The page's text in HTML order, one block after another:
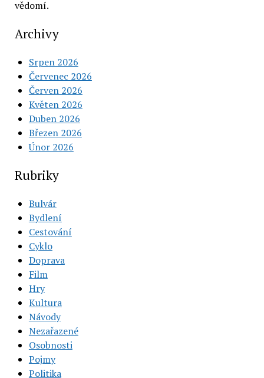
vědomí.
Archivy
Srpen 2026
Červenec 2026
Červen 2026
Květen 2026
Duben 2026
Březen 2026
Únor 2026
Rubriky
Bulvár
Bydlení
Cestování
Cyklo
Doprava
Film
Hry
Kultura
Návody
Nezařazené
Osobnosti
Pojmy
Politika